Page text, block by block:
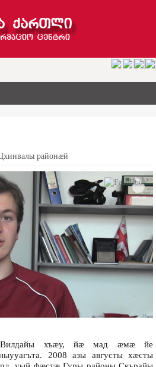
районæй
Вилдайы хъæу, йæ мад æмæ йе
2008 азы августы хæсты